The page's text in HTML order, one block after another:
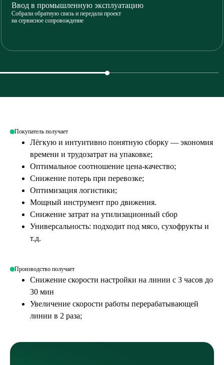
Ввод в промышленную эксплуатацию
Собрали обратную связь и передали проект
на сервисное сопровождение
Покупатель получает
Лёгкую и интуитивно понятную сборку — экономия
времени и трудозатрат на упаковке;
Оптимальное соотношение цена-качество;
Снижение потерь при перевозке;
Оптимизация логистики;
Мощный инструмент про движения.
Снижение затрат на утилизационный сбор
Универсальность: подходит под мясо, сухофрукты и
т.д.
Производство получает
Снижение скорости настройки на линии с 3 часов до
30 мин
Увеличение скорости работы перерабатывающей
линии в 2 раза;